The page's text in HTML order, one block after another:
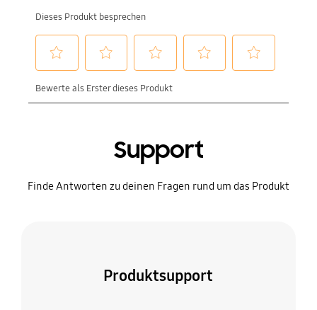
Support
Finde Antworten zu deinen Fragen rund um das Produkt
Produktsupport